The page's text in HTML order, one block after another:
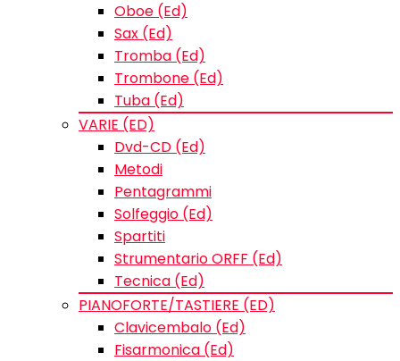
Oboe (Ed)
Sax (Ed)
Tromba (Ed)
Trombone (Ed)
Tuba (Ed)
VARIE (ED)
Dvd-CD (Ed)
Metodi
Pentagrammi
Solfeggio (Ed)
Spartiti
Strumentario ORFF (Ed)
Tecnica (Ed)
PIANOFORTE/TASTIERE (ED)
Clavicembalo (Ed)
Fisarmonica (Ed)